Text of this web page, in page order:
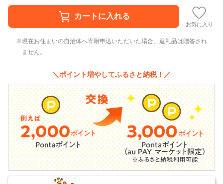
お気に入り
現在お住まいの自治体へ寄附申込いただいた場合、返礼品は贈答され
ません。
＼ポイント増やしてふるさと納税！／